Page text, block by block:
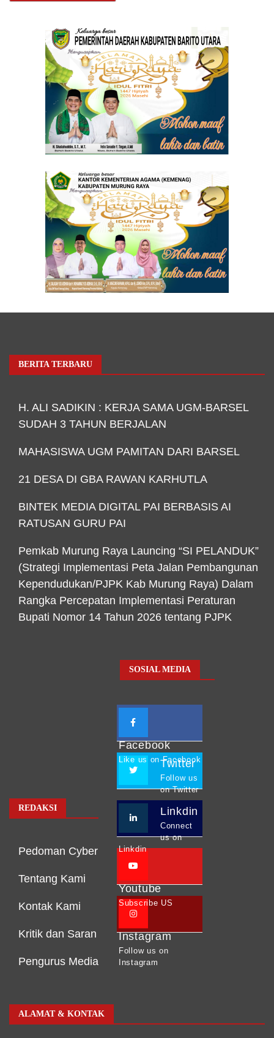
BERITA TERBARU
H. ALI SADIKIN : KERJA SAMA UGM-BARSEL
SUDAH 3 TAHUN BERJALAN
MAHASISWA UGM PAMITAN DARI BARSEL
21 DESA DI GBA RAWAN KARHUTLA
BINTEK MEDIA DIGITAL PAI BERBASIS AI
RATUSAN GURU PAI
Pemkab Murung Raya Launcing “SI PELANDUK”
(Strategi Implementasi Peta Jalan Pembangunan
Kependudukan/PJPK Kab Murung Raya) Dalam
Rangka Percepatan Implementasi Peraturan
Bupati Nomor 14 Tahun 2026 tentang PJPK
REDAKSI
Pedoman Cyber
Tentang Kami
Kontak Kami
Kritik dan Saran
Pengurus Media
SOSIAL MEDIA
Facebook
Like us on Facebook
Twitter
Follow us
on Twitter
Linkdin
Connect
us on
Linkdin
Youtube
Subscribe US
Instagram
Follow us on
Instagram
ALAMAT & KONTAK